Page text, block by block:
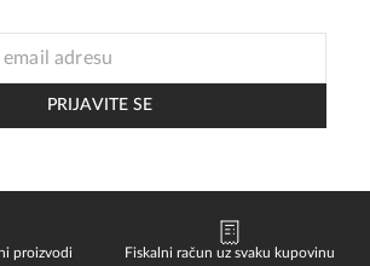
PRIJAVITE SE
proizvodi Fiskalni račun uz svaku kupovinu